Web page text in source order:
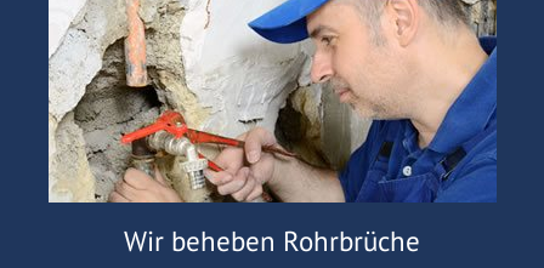
Wir beheben Rohrbrüche